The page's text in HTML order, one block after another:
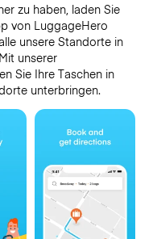
zu haben, laden Sie
von LuggageHero
unsere Standorte in
unserer
Sie Ihre Taschen in
unterbringen.